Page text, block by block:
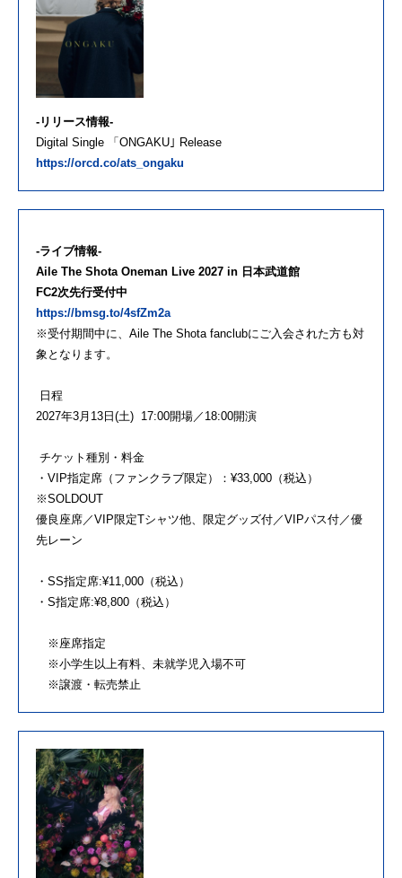
-リリース情報-
Digital Single 「ONGAKU｣ Release
https://orcd.co/ats_ongaku
-ライブ情報-
Aile The Shota Oneman Live 2027 in 日本武道館
FC2次先行受付中
https://bmsg.to/4sfZm2a
※受付期間中に、Aile The Shota fanclubにご入会された方も対
象となります。
︎日程
2027年3月13日(土) 17:00開場／18:00開演
︎チケット種別・料金
・VIP指定席（ファンクラブ限定）：¥33,000（税込）
※SOLDOUT
優良座席／VIP限定Tシャツ他、限定グッズ付／VIPパス付／優
先レーン
・SS指定席:¥11,000（税込）
・S指定席:¥8,800（税込）
※座席指定
※小学生以上有料、未就学児入場不可
※譲渡・転売禁止